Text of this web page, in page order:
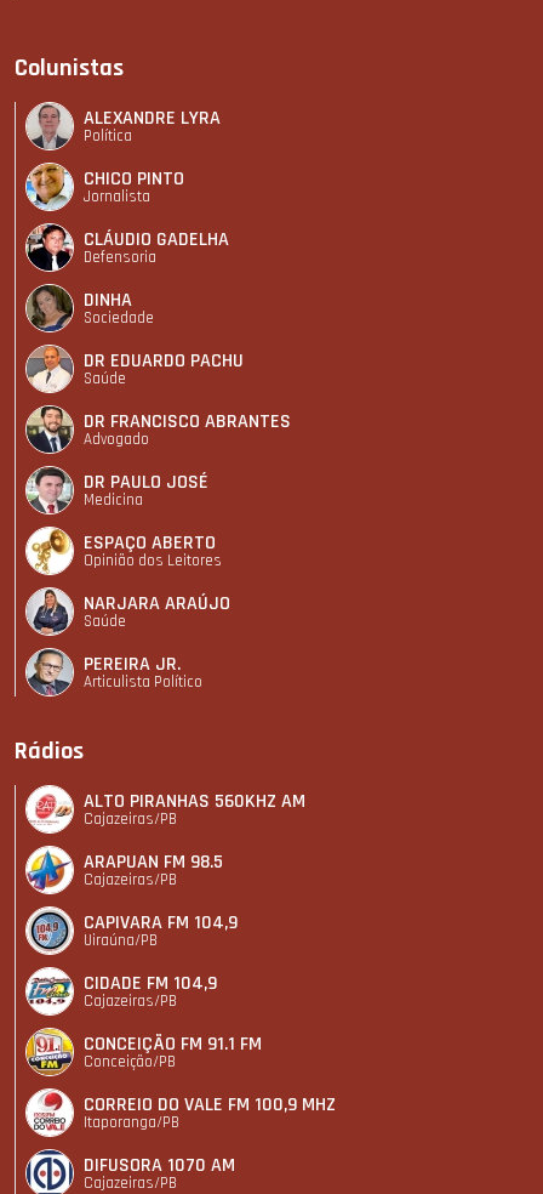
Colunistas
ALEXANDRE LYRA
Política
CHICO PINTO
Jornalista
CLÁUDIO GADELHA
Defensoria
DINHA
Sociedade
DR EDUARDO PACHU
Saúde
DR FRANCISCO ABRANTES
Advogado
DR PAULO JOSÉ
Medicina
ESPAÇO ABERTO
Opinião dos Leitores
NARJARA ARAÚJO
Saúde
PEREIRA JR.
Articulista Polí­tico
Rádios
ALTO PIRANHAS 560KHZ AM
Cajazeiras/PB
ARAPUAN FM 98.5
Cajazeiras/PB
CAPIVARA FM 104,9
Uiraúna/PB
CIDADE FM 104,9
Cajazeiras/PB
CONCEIÇÃO FM 91.1 FM
Conceição/PB
CORREIO DO VALE FM 100,9 MHZ
Itaporanga/PB
DIFUSORA 1070 AM
Cajazeiras/PB